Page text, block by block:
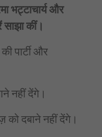
भट्टाचार्य और
साझा कीं।
पार्टी और
नहीं देंगे।
को दबाने नहीं देंगे।